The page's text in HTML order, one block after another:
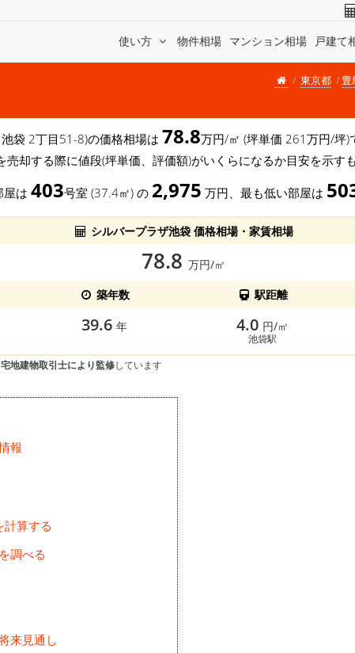
使い方 物件相場 マンション相場 戸建て
東京都 豊
袋 2丁目51-8)の価格相場は 78.8万円/㎡ (坪単価 261万円/坪)
却する際に値段(坪単価、評価額)がいくらになるか目安を示すも
屋は 403号室 (37.4㎡) の 2,975 万円、最も低い部屋は
シルバープラザ池袋 価格相場・家賃相場
78.8 万円/㎡
築年数 駅距離
39.6 年 4.0 円/㎡
池袋駅
地建物取引士により監修しています
報
計算する
調べる
来見通し